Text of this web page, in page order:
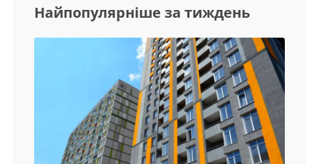
Найпопулярніше за тиждень